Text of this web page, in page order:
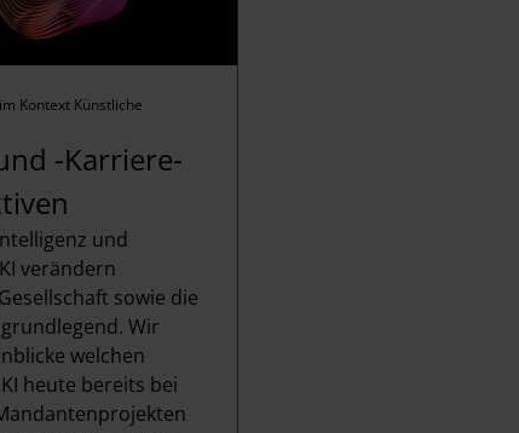
Kontext Künstliche
-Karriere-
und
verändern
sowie die
Wir
welchen
heute bereits bei